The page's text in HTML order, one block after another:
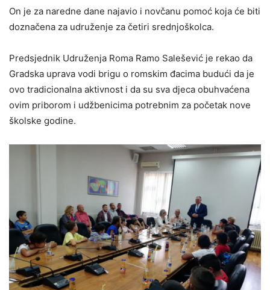
On je za naredne dane najavio i novčanu pomoć koja će biti
doznačena za udruženje za četiri srednjoškolca.
Predsjednik Udruženja Roma Ramo Salešević je rekao da
Gradska uprava vodi brigu o romskim đacima budući da je
ovo tradicionalna aktivnost i da su sva djeca obuhvaćena
ovim priborom i udžbenicima potrebnim za početak nove
školske godine.